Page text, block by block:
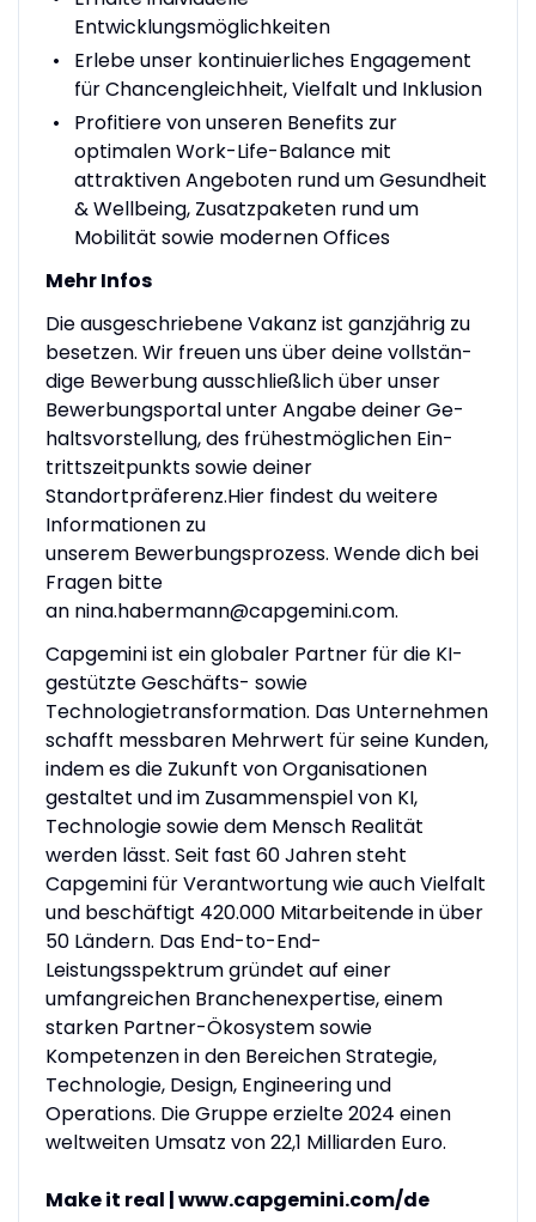
Entwicklungsmöglichkeiten
Erlebe unser kontinuierliches Engagement
für Chancengleichheit, Vielfalt und Inklusion
Profitiere von unseren Benefits zur
optimalen Work-Life-Balance mit
attraktiven Angeboten rund um Gesundheit
& Wellbeing, Zusatzpaketen rund um
Mobilität sowie modernen Offices
Mehr Infos
Die ausgeschriebene Vakanz ist ganzjährig zu
besetzen. Wir freuen uns über deine vollstän­
dige Be­wer­bung ausschließlich über unser
Bewerbungsportal unter Angabe deiner Ge­
halts­vor­stel­lung, des frühest­mög­lichen Ein­
tritts­zeit­punkts sowie deiner
Standortpräferenz.Hier findest du weitere
Informationen zu
unserem Bewerbungsprozess. Wende dich bei
Fragen bitte
an nina.habermann@capgemini.com.
Capgemini ist ein globaler Partner für die KI-
gestützte Geschäfts- sowie
Technologietransformation. Das Unternehmen
schafft messbaren Mehrwert für seine Kunden,
indem es die Zukunft von Organisationen
gestaltet und im Zusammenspiel von KI,
Technologie sowie dem Mensch Realität
werden lässt. Seit fast 60 Jahren steht
Capgemini für Verantwortung wie auch Vielfalt
und beschäftigt 420.000 Mitarbeitende in über
50 Ländern. Das End-to-End-
Leistungsspektrum gründet auf einer
umfangreichen Branchenexpertise, einem
starken Partner-Ökosystem sowie
Kompetenzen in den Bereichen Strategie,
Technologie, Design, Engineering und
Operations. Die Gruppe erzielte 2024 einen
weltweiten Umsatz von 22,1 Milliarden Euro.
Make it real |www.capgemini.com/de